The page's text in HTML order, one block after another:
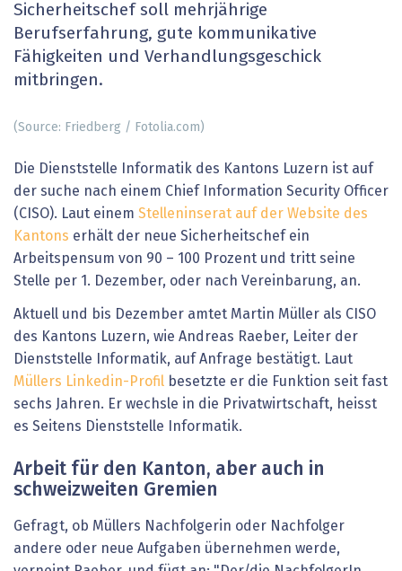
Sicherheitschef soll mehrjährige
Berufserfahrung, gute kommunikative
Fähigkeiten und Verhandlungsgeschick
mitbringen.
(Source: Friedberg / Fotolia.com)
Die Dienststelle Informatik des Kantons Luzern ist auf
der suche nach einem Chief Information Security Officer
(CISO). Laut einem Stelleninserat auf der Website des
Kantons erhält der neue Sicherheitschef ein
Arbeitspensum von 90 – 100 Prozent und tritt seine
Stelle per 1. Dezember, oder nach Vereinbarung, an.
Aktuell und bis Dezember amtet Martin Müller als CISO
des Kantons Luzern, wie Andreas Raeber, Leiter der
Dienststelle Informatik, auf Anfrage bestätigt. Laut
Müllers Linkedin-Profil besetzte er die Funktion seit fast
sechs Jahren. Er wechsle in die Privatwirtschaft, heisst
es Seitens Dienststelle Informatik.
Arbeit für den Kanton, aber auch in
schweizweiten Gremien
Gefragt, ob Müllers Nachfolgerin oder Nachfolger
andere oder neue Aufgaben übernehmen werde,